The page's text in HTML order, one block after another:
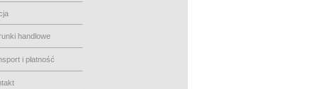
handlowe
i płatność